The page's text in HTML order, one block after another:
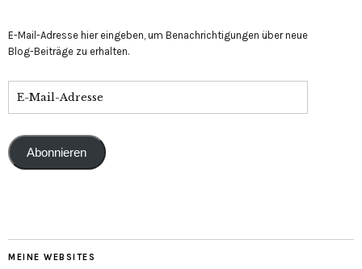
E-Mail-Adresse hier eingeben, um Benachrichtigungen über neue
Blog-Beiträge zu erhalten.
Abonnieren
MEINE WEBSITES